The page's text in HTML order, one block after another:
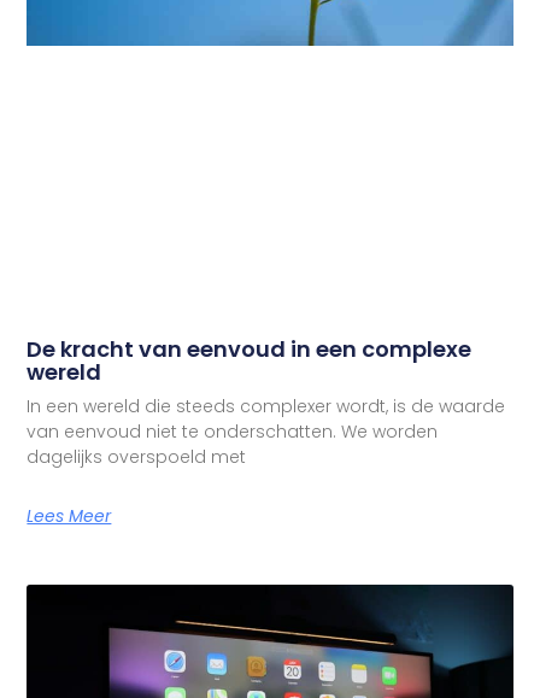
De kracht van eenvoud in een complexe
wereld
In een wereld die steeds complexer wordt, is de waarde
van eenvoud niet te onderschatten. We worden
dagelijks overspoeld met
Lees Meer